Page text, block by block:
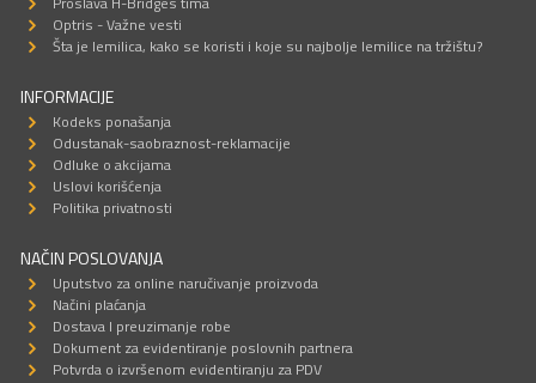
Optris - Važne vesti
Šta je lemilica, kako se koristi i koje su najbolje lemilice na tržištu?
INFORMACIJE
Kodeks ponašanja
Odustanak-saobraznost-reklamacije
Odluke o akcijama
Uslovi korišćenja
Politika privatnosti
NAČIN POSLOVANJA
Uputstvo za online naručivanje proizvoda
Načini plaćanja
Dostava I preuzimanje robe
Dokument za evidentiranje poslovnih partnera
Potvrda o izvršenom evidentiranju za PDV